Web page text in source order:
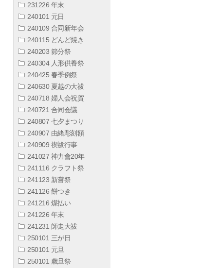
231226 年末
240101 元日
240109 合同新年会
240115 どんど焼き
240203 節分祭
240304 人形供養祭
240425 春季例祭
240630 夏越の大祓
240718 婦人会祝賀
240721 合同会議
240807 七夕まつり
240907 由緒彫刻額
240909 禊祓行事
241027 神力會20年
241116 クラフト祭
241123 新嘗祭
241126 餅つき
241216 煤払い
241226 年末
241231 師走大祓
250101 三が日
250101 元旦
250101 歳旦祭